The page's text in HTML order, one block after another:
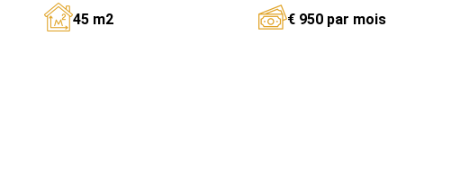
45 m2 € 950 par mois